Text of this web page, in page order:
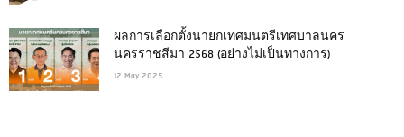
ผลการเลือกตั้งนายกเทศมนตรีเทศบาลนคร
นครราชสีมา 2568 (อย่างไม่เป็นทางการ)
12 May 2025